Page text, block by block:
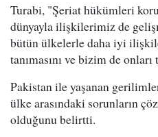
Turabi, "Şeriat hükümleri
dünyayla ilişkilerimiz de
bütün ülkelerle daha iyi
tanımasını ve bizim de
Pakistan ile yaşanan
ülke arasındaki sorunların
olduğunu belirtti.